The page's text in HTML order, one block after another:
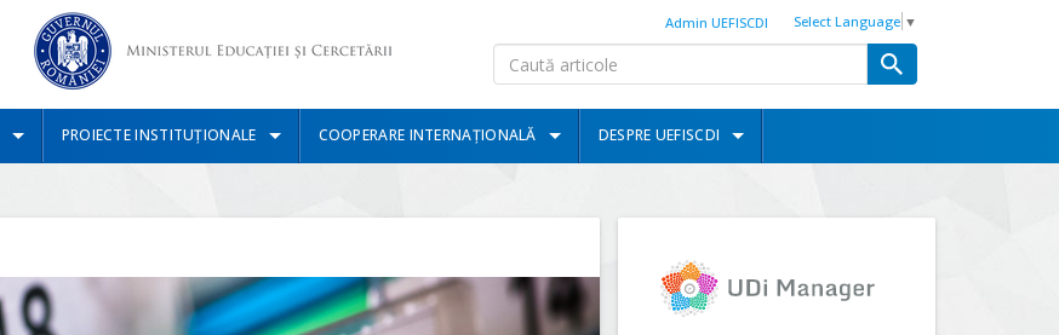
Select Language ▼
Admin UEFISCDI
PROIECTE INSTITUȚIONALE COOPERARE INTERNAȚIONALĂ DESPRE UEFISCDI